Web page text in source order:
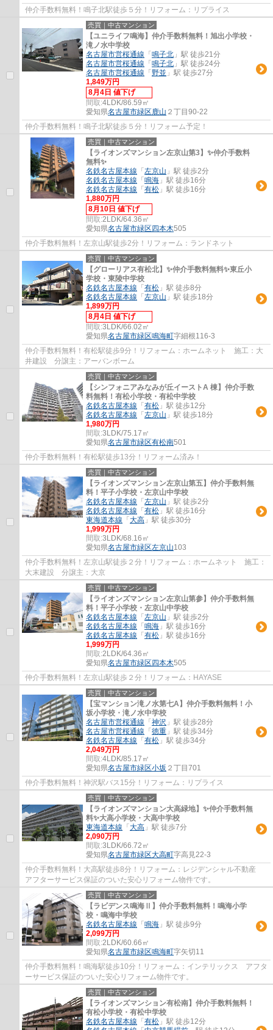
仲介手数料無料！鳴子北駅徒歩５分！リフォーム：リプライス
売買｜中古マンション
【ユニライフ鳴海】仲介手数料無料！旭出小学校・
滝ノ水中学校
名古屋市営桜通線 「 鳴子北 」駅 徒歩21分
名古屋市営桜通線 「 鳴子北 」駅 徒歩24分
名古屋市営桜通線 「 野並 」駅 徒歩27分
1,849万円
8月4日 値下げ
間取:4LDK/86.59㎡
愛知県名古屋市緑区鹿山 ２丁目90-22
仲介手数料無料！鳴子北駅徒歩５分！リフォーム予定！
売買｜中古マンション
【ライオンズマンション左京山第3】✨️仲介手数料
無料✨️
名鉄名古屋本線 「 左京山 」駅 徒歩2分
名鉄名古屋本線 「 鳴海 」駅 徒歩16分
名鉄名古屋本線 「 有松 」駅 徒歩16分
1,880万円
8月10日 値下げ
間取:2LDK/64.36㎡
愛知県名古屋市緑区 四本木505
仲介手数料無料！左京山駅徒歩2分！リフォーム：ランドネット
売買｜中古マンション
【グローリアス有松北】✨️仲介手数料無料✨️東丘小
学校・東陵中学校
名鉄名古屋本線 「 有松 」駅 徒歩8分
名鉄名古屋本線 「 左京山 」駅 徒歩18分
1,899万円
8月4日 値下げ
間取:3LDK/66.02㎡
愛知県名古屋市緑区鳴海町字細根116-3
仲介手数料無料！有松駅徒歩9分！リフォーム：ホームネット 施工：大
井建設 分譲主：アーバンボーム
売買｜中古マンション
【シンフォニアみなみが丘イーストA 棟】仲介手数
料無料！有松小学校・有松中学校
名鉄名古屋本線 「 有松 」駅 徒歩12分
名鉄名古屋本線 「 左京山 」駅 徒歩18分
1,980万円
間取:3LDK/75.17㎡
愛知県名古屋市緑区有松南501
仲介手数料無料！有松駅徒歩13分！リフォーム済み！
売買｜中古マンション
【ライオンズマンション左京山第五】仲介手数料無
料！平子小学校・左京山中学校
名鉄名古屋本線 「 左京山 」駅 徒歩2分
名鉄名古屋本線 「 有松 」駅 徒歩16分
東海道本線 「 大高 」駅 徒歩30分
1,999万円
間取:3LDK/68.16㎡
愛知県名古屋市緑区左京山103
仲介手数料無料！左京山駅徒歩２分！リフォーム：ホームネット 施工：
大末建設 分譲主：大京
売買｜中古マンション
【ライオンズマンション左京山第参】仲介手数料無
料！平子小学校・左京山中学校
名鉄名古屋本線 「 左京山 」駅 徒歩2分
名鉄名古屋本線 「 鳴海 」駅 徒歩16分
名鉄名古屋本線 「 有松 」駅 徒歩16分
1,999万円
間取:2LDK/64.36㎡
愛知県名古屋市緑区 四本木505
仲介手数料無料！左京山駅徒歩２分！リフォーム：HAYASE
売買｜中古マンション
【宝マンション滝ノ水第七A】仲介手数料無料！小
坂小学校・滝ノ水中学校
名古屋市営桜通線 「 神沢 」駅 徒歩28分
名古屋市営桜通線 「 徳重 」駅 徒歩34分
名鉄名古屋本線 「 有松 」駅 徒歩34分
2,049万円
間取:4LDK/85.17㎡
愛知県名古屋市緑区小坂 ２丁目701
仲介手数料無料！神沢駅バス15分！リフォーム：リプライス
売買｜中古マンション
【ライオンズマンション大高緑地】✨️仲介手数料無
料✨️大高小学校・大高中学校
東海道本線 「 大高 」駅 徒歩7分
2,090万円
間取:3LDK/66.72㎡
愛知県名古屋市緑区大高町字高見22-3
仲介手数料無料！大高駅徒歩8分！リフォーム：レジデンシャル不動産
アフターサービス保証のついた安心リフォーム物件です。
売買｜中古マンション
【ラビデンス鳴海Ⅱ】仲介手数料無料！鳴海小学
校・鳴海中学校
名鉄名古屋本線 「 鳴海 」駅 徒歩9分
2,099万円
間取:2LDK/60.66㎡
愛知県名古屋市緑区鳴海町字矢切11
仲介手数料無料！鳴海駅徒歩10分！リフォーム：インテリックス アフタ
ーサービス保証のついた安心リフォーム物件です。
売買｜中古マンション
【ライオンズマンション有松南】仲介手数料無料！
有松小学校・有松中学校
名鉄名古屋本線 「 有松 」駅 徒歩12分